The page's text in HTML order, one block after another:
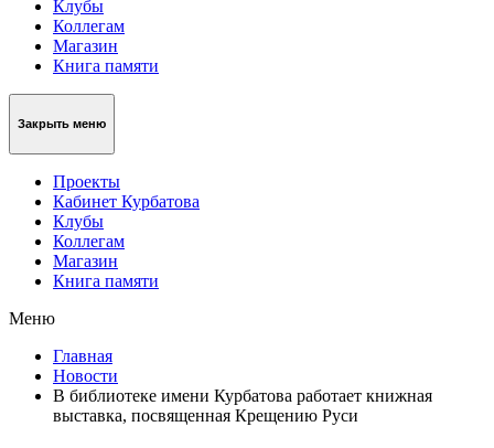
Клубы
Коллегам
Магазин
Книга памяти
Закрыть меню
Проекты
Кабинет Курбатова
Клубы
Коллегам
Магазин
Книга памяти
Меню
Главная
Новости
В библиотеке имени Курбатова работает книжная
выставка, посвященная Крещению Руси